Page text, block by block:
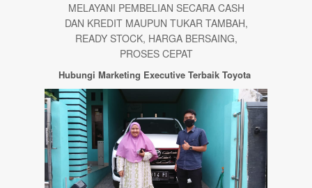
MELAYANI PEMBELIAN SECARA CASH
DAN KREDIT MAUPUN TUKAR TAMBAH,
READY STOCK, HARGA BERSAING,
PROSES CEPAT
Hubungi Marketing Executive Terbaik Toyota